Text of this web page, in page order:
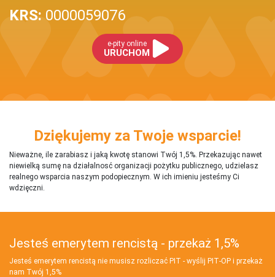
KRS: 0000059076
e-pity online
URUCHOM
Dziękujemy za Twoje wsparcie!
Nieważne, ile zarabiasz i jaką kwotę stanowi Twój 1,5%. Przekazując nawet
niewielką sumę na działalnosć organizacji pożytku publicznego, udzielasz
realnego wsparcia naszym podopiecznym. W ich imieniu jesteśmy Ci
wdzięczni.
Jesteś emerytem rencistą - przekaż 1,5%
Jesteś emerytem rencistą nie musisz rozliczać PIT - wyślij PIT‑OP i przekaż
nam Twój 1,5%